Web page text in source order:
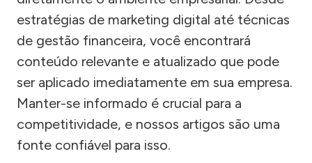
estratégias de marketing digital até técnicas
de gestão financeira, você encontrará
conteúdo relevante e atualizado que pode
ser aplicado imediatamente em sua empresa.
Manter-se informado é crucial para a
competitividade, e nossos artigos são uma
fonte confiável para isso.